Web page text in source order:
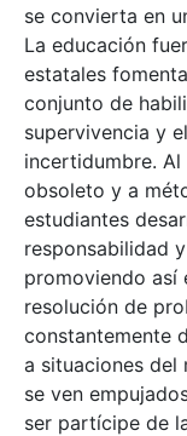
se convierta en
La educación
estatales
conjunto de
supervivencia y
incertidumbre.
obsoleto y a
estudiantes
responsabilidad
promoviendo así
resolución de
constantemente
a situaciones del
se ven
ser partícipe de